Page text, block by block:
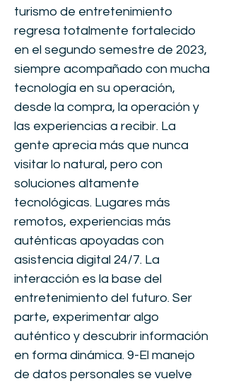
turismo de entretenimiento
regresa totalmente fortalecido
en el segundo semestre de 2023,
siempre acompañado con mucha
tecnología en su operación,
desde la compra, la operación y
las experiencias a recibir. La
gente aprecia más que nunca
visitar lo natural, pero con
soluciones altamente
tecnológicas. Lugares más
remotos, experiencias más
auténticas apoyadas con
asistencia digital 24/7. La
interacción es la base del
entretenimiento del futuro. Ser
parte, experimentar algo
auténtico y descubrir información
en forma dinámica. 9-El manejo
de datos personales se vuelve